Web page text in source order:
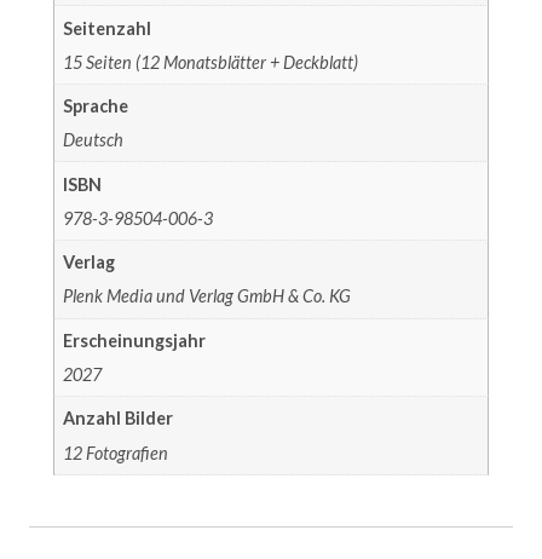
Seitenzahl
15 Seiten (12 Monatsblätter + Deckblatt)
Sprache
Deutsch
ISBN
978-3-98504-006-3
Verlag
Plenk Media und Verlag GmbH & Co. KG
Erscheinungsjahr
2027
Anzahl Bilder
12 Fotografien